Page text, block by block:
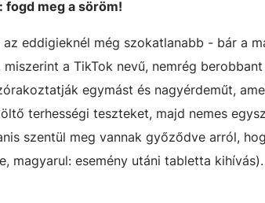
fogd meg a söröm!
az eddigieknél még szokatlanabb - bár a
a TikTok nevű, nemrég
egymást és nagyérdeműt,
terhességi teszteket, majd nemes
szentül meg vannak győződve arról,
magyarul: esemény utáni tabletta